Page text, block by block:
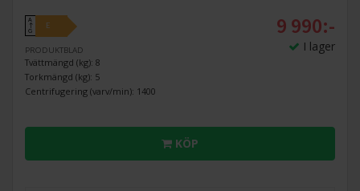
A
↑
G
E
PRODUKTBLAD
Tvättmängd (kg): 8
Torkmängd (kg): 5
Centrifugering (varv/min): 1400
9 990:-
I lager
KÖP